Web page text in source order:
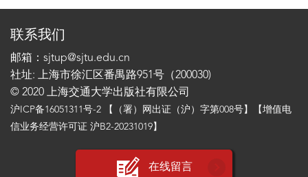
联系我们
邮箱：sjtup@sjtu.edu.cn
社址: 上海市徐汇区番禺路951号（200030)
© 2020 上海交通大学出版社有限公司
沪ICP备16051311号-2 【（署）网出证（沪）字第008号】【增值电
信业务经营许可证 沪B2-20231019】
在线留言